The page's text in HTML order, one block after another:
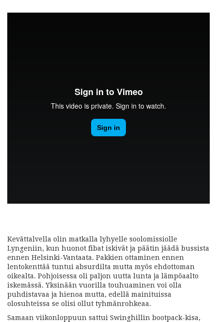
Kevättalvella olin matkalla lyhyelle soolomissiolle
Lyngeniin, kun huonot fibat iskivät ja päätin jäädä bussista
ennen Helsinki-Vantaata. Pakkien ottaminen ennen
lentokenttää tuntui absurdilta mutta myös ehdottoman
oikealta. Pohjoisessa oli paljon uutta lunta ja lämpöaalto
iskemässä. Yksinään vuorilla touhuaminen voi olla
puhdistavaa ja hienoa mutta, edellä mainituissa
olosuhteissa se olisi ollut tyhmänrohkeaa.
Samaan viikonloppuun sattui Swinghillin bootpack-kisa,